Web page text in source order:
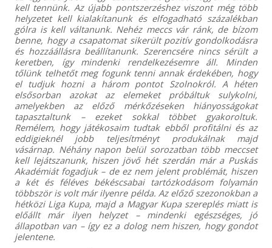
kell tennünk. Az újabb pontszerzéshez viszont még több
helyzetet kell kialakítanunk és elfogadható százalékban
gólra is kell váltanunk. Nehéz meccs vár ránk, de bízom
benne, hogy a csapatomat sikerült pozitív gondolkodásra
és hozzáállásra beállítanunk. Szerencsére nincs sérült a
keretben, így mindenki rendelkezésemre áll. Minden
tőlünk telhetőt meg fogunk tenni annak érdekében, hogy
el tudjuk hozni a három pontot Szolnokról. A héten
elsősorban azokat az elemeket próbáltuk sulykolni,
amelyekben az előző mérkőzéseken hiányosságokat
tapasztaltunk – ezeket sokkal többet gyakoroltuk.
Remélem, hogy játékosaim tudtak ebből profitálni és az
eddigieknél jobb teljesítményt produkálnak majd
vásárnap. Néhány napon belül sorozatban több meccset
kell lejátszanunk, hiszen jövő hét szerdán már a Puskás
Akadémiát fogadjuk – de ez nem jelent problémát, hiszen
a két és féléves békéscsabai tartózkodásom folyamán
többször is volt már ilyenre példa. Az előző szezonokban a
hétközi Liga Kupa, majd a Magyar Kupa szereplés miatt is
előállt már ilyen helyzet – mindenki egészséges, jó
állapotban van – így ez a dolog nem hiszen, hogy gondot
jelentene.